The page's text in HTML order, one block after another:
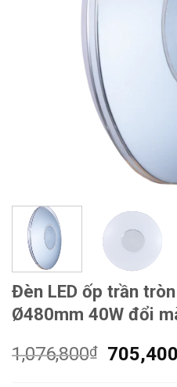
Đèn LED ốp trần
Ø480mm 40W đổi
1,076,800₫
Giá